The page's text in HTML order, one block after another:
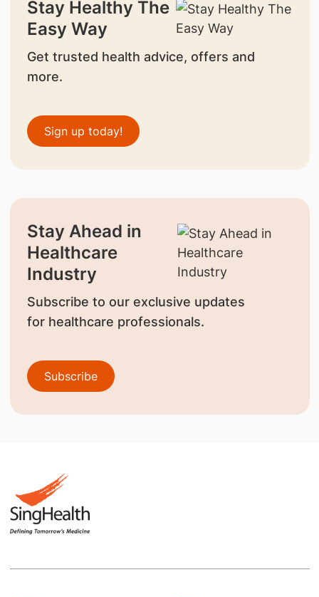
Stay Healthy The
Easy Way
Get trusted health advice, offers and
more.
Sign up today!
Stay Ahead in
Healthcare
Industry
Subscribe to our exclusive updates
for healthcare professionals.
Subscribe